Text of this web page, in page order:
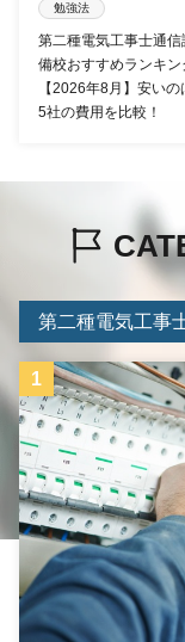
勉強法
第二種電気工事士通信
備校おすすめランキン
【2026年8月】安いの
5社の費用を比較！
第二種電気工事